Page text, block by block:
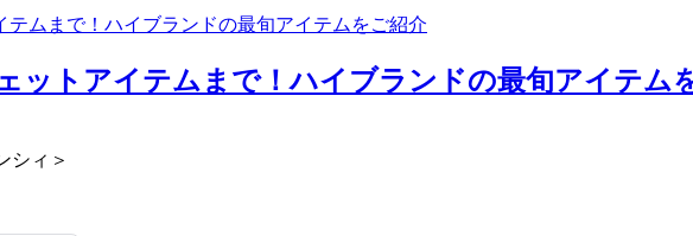
ムまで！ハイブランドの最旬アイテムをご紹介
ットアイテムまで！ハイブランドの最旬アイテム
シィ＞